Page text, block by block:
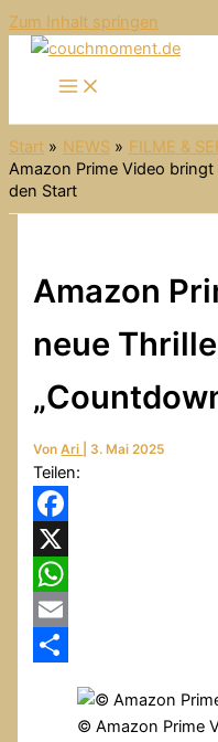
Zum Inhalt springen
Start NEWS
FILME &
Amazon Prime Video bringt
den Start
Amazon
neue
VonAri 3. Mai 2025
Teilen:
Facebook
X
WhatsApp
Email
© Amazon Prime